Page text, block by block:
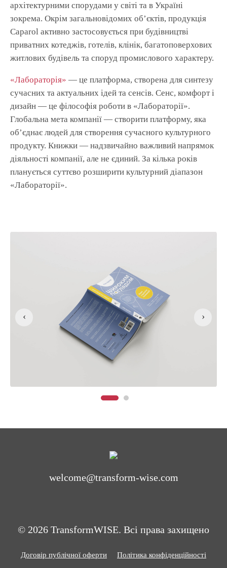
архітектурними спорудами у світі та в Україні
зокрема. Окрім загальновідомих об’єктів, продукція
Сараrol активно застосовується при будівництві
приватних котеджів, готелів, клінік, багатоповерхових
житлових будівель та споруд промислового характеру.
«Лабораторія» — це платформа, створена для синтезу
сучасних та актуальних ідей та сенсів. Сенс, комфорт і
дизайн — це філософія роботи в «Лабораторії».
Глобальна мета компанії — створити платформу, яка
об’єднає людей для створення сучасного культурного
продукту. Книжки — надзвичайно важливий напрямок
діяльності компанії, але не єдиний. За кілька років
планується суттєво розширити культурний діапазон
«Лабораторії».
‹ ›
welcome@transform-wise.com
© 2026 TransformWISE. Всі права захищено
Договір публічної оферти Політика конфіденційності